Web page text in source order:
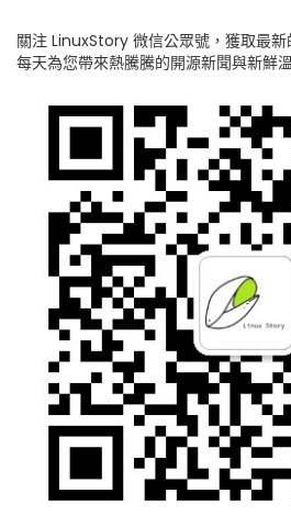
關注 LinuxStory 微信公眾號，獲取最新
每天為您帶來熱騰騰的開源新聞與新鮮